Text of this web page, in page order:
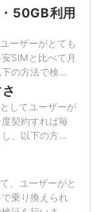
した実測値の情
す。
50GB利用
ーザーがとても
SIMと比べて月
の方法で検証
トで表示され
は、最も利用
るプランの料
月2日時点の情
。
してユーザーが
契約すれば毎
、以下の方法
、ユーザーがと
乗り換えられ